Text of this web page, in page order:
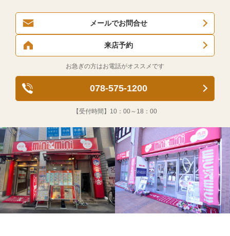
メールでお問合せ
来店予約
お急ぎの方はお電話がオススメです
078-575-1200
【受付時間】 10：00～18：00